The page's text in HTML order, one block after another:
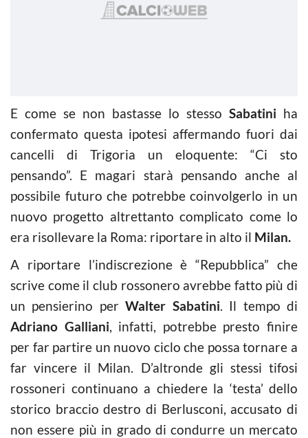
E come se non bastasse lo stesso Sabatini ha
confermato questa ipotesi affermando fuori dai
cancelli di Trigoria un eloquente: “Ci sto
pensando”. E magari starà pensando anche al
possibile futuro che potrebbe coinvolgerlo in un
nuovo progetto altrettanto complicato come lo
era risollevare la Roma: riportare in alto il Milan.
A riportare l’indiscrezione è “Repubblica” che
scrive come il club rossonero avrebbe fatto più di
un pensierino perWalter Sabatini. Il tempo di
Adriano Galliani, infatti, potrebbe presto finire
per far partire un nuovo ciclo che possa tornare a
far vincere il Milan. D’altronde gli stessi tifosi
rossoneri continuano a chiedere la ‘testa’ dello
storico braccio destro di Berlusconi, accusato di
non essere più in grado di condurre un mercato